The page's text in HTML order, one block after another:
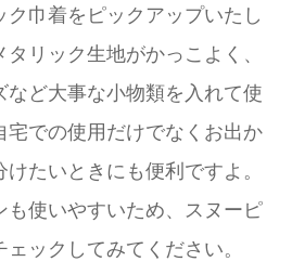
ク巾着をピックアップいたし
リック生地がかっこよく、
など大事な小物類を入れて使
宅での使用だけでなくお出か
たいときにも便利ですよ。
も使いやすいため、スヌーピ
ックしてみてください。